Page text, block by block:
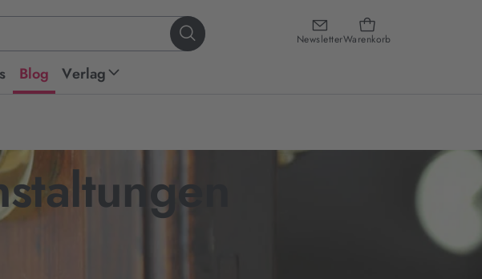
NewsletterWarenkorb
Blog Verlag